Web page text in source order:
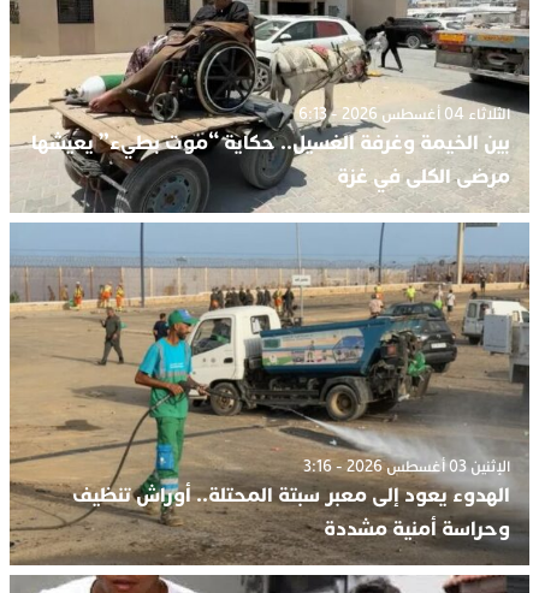
الثلاثاء 04 أغسطس 2026 - 6:13
بين الخيمة وغرفة الغسيل.. حكاية “موت بطيء” يعيشها
مرضى الكلى في غزة
الإثنين 03 أغسطس 2026 - 3:16
الهدوء يعود إلى معبر سبتة المحتلة.. أوراش تنظيف
وحراسة أمنية مشددة